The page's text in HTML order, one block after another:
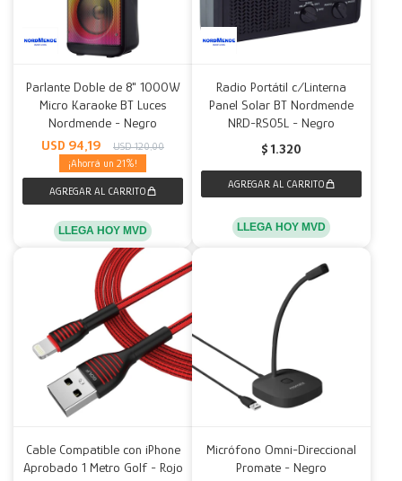
Parlante Doble de 8" 1000W
Micro Karaoke BT Luces
Nordmende - Negro
USD 94,19 USD 120,00
21
LLEGA HOY MVD
Radio Portátil c/Linterna
Panel Solar BT Nordmende
NRD-RS05L - Negro
$ 1.320
LLEGA HOY MVD
Cable Compatible con iPhone
Aprobado 1 Metro Golf - Rojo
Micrófono Omni-Direccional
Promate - Negro